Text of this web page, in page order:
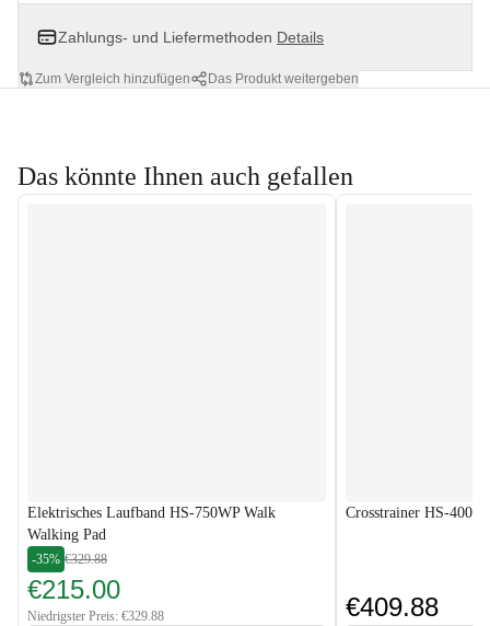
Zahlungs- und Liefermethoden Details
Zum Vergleich hinzufügen Das Produkt weitergeben
Das könnte Ihnen auch gefallen
Elektrisches Laufband HS-750WP Walk
Walking Pad
-35% €329.88
€215.00
Niedrigster Preis: €329.88
Crosstrainer HS-400B
€409.88